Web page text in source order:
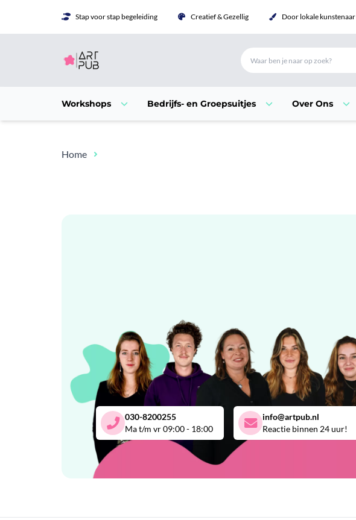
Stap voor stap begeleiding Creatief & Gezellig Door lokale kunstenaar
Workshops Bedrijfs- en Groepsuitjes Over Ons
Home
030-8200255
Ma t/m vr 09:00 - 18:00
info@artpub.nl
Reactie binnen 24 uur!